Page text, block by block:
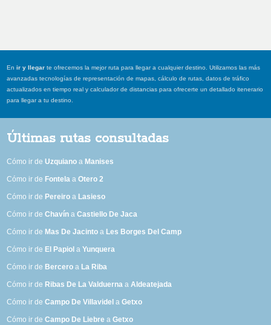
Enir y llegar te ofrecemos la mejor ruta para llegar a cualquier destino. Utilizamos las más
avanzadas tecnologías de representación de mapas, cálculo de rutas, datos de tráfico
actualizados en tiempo real y calculador de distancias para ofrecerte un detallado itenerario
para llegar a tu destino.
Últimas rutas consultadas
Cómo ir deUzquiano a Manises
Cómo ir de Fontela aOtero 2
Cómo ir de Pereiro a Lasieso
Cómo ir deChavín aCastiello De Jaca
Cómo ir de Mas De Jacinto a Les Borges Del Camp
Cómo ir de El Papiol aYunquera
Cómo ir de Bercero a La Riba
Cómo ir de Ribas De La Valduerna aAldeatejada
Cómo ir deCampo De Villavidel aGetxo
Cómo ir deCampo De Liebre aGetxo